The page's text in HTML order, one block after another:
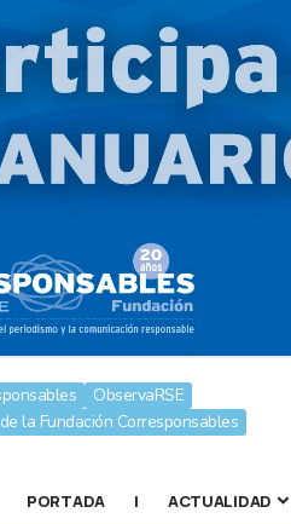
ObservaRSE
la Fundación Corresponsables
PORTADA | ACTUALIDAD